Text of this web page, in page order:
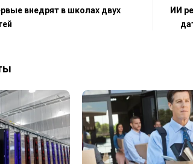
внедрят в школах двух
ИИ